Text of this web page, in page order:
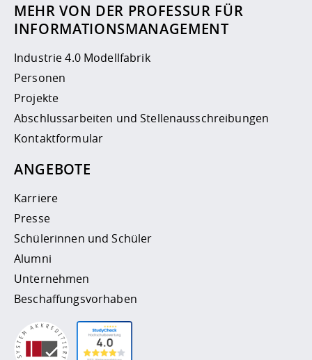
MEHR VON DER PROFESSUR FÜR
INFORMATIONSMANAGEMENT
Industrie 4.0 Modellfabrik
Personen
Projekte
Abschlussarbeiten und Stellenausschreibungen
Kontaktformular
ANGEBOTE
Karriere
Presse
Schülerinnen und Schüler
Alumni
Unternehmen
Beschaffungsvorhaben